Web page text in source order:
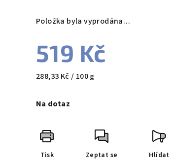
z
hvězdiček.
Položka byla vyprodána…
519 Kč
Měrná
288,33 Kč / 100 g
Na dotaz
Tisk Zeptat se Hlídat